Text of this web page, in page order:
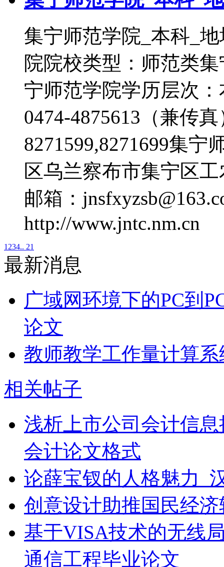
集宁师范学院_本科_
院院校类型：师范类
宁师范学院学历层次
0474-4875613（兼传
8271599,8271699集宁
区乌兰察布市集宁区
邮箱：
http://www.jntc.nm.cn
1 234.. 21
最新消息
广域网环境下的PC到
论文
教师教学工作量计算
相关帖子
浅析上市公司会计信
会计论文格式
论薛宝钗的人格魅力_
创意设计助推国民经
基于VISA技术的无线
通信工程毕业论文